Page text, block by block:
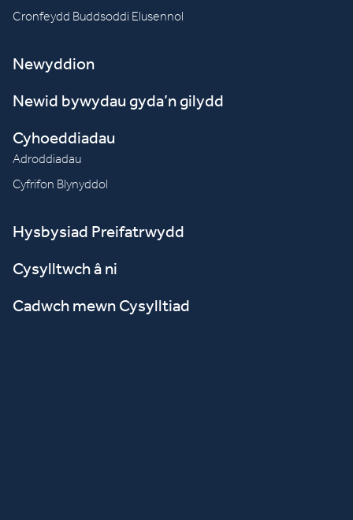
Cronfeydd Buddsoddi Elusennol
Newyddion
Newid bywydau gyda’n gilydd
Cyhoeddiadau
Adroddiadau
Cyfrifon Blynyddol
Hysbysiad Preifatrwydd
Cysylltwch â ni
Cadwch mewn Cysylltiad